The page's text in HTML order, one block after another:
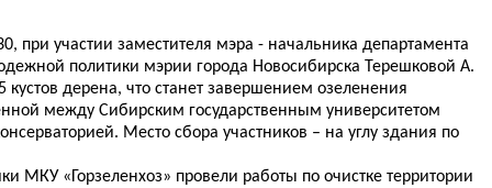
при участии заместителя мэра - начальника департамента
политики мэрии города Новосибирска Терешковой А.
кустов дерена, что станет завершением озеленения
между Сибирским государственным университетом
Место сбора участников – на углу здания по
МКУ «Горзеленхоз» провели работы по очистке территории